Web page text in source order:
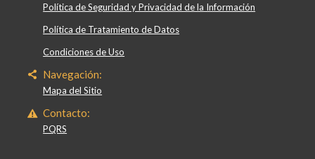
Política de Seguridad y Privacidad de la Información
Política de Tratamiento de Datos
Condiciones de Uso
Navegación:
Mapa del Sitio
Contacto:
PQRS